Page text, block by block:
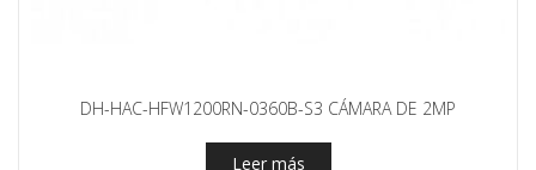
DH-HAC-HFW1200RN-0360B-S3 CÁMARA DE 2MP
Leer más